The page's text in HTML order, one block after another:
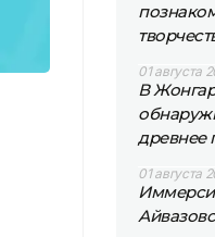
01 августа
В
древнее
01 августа